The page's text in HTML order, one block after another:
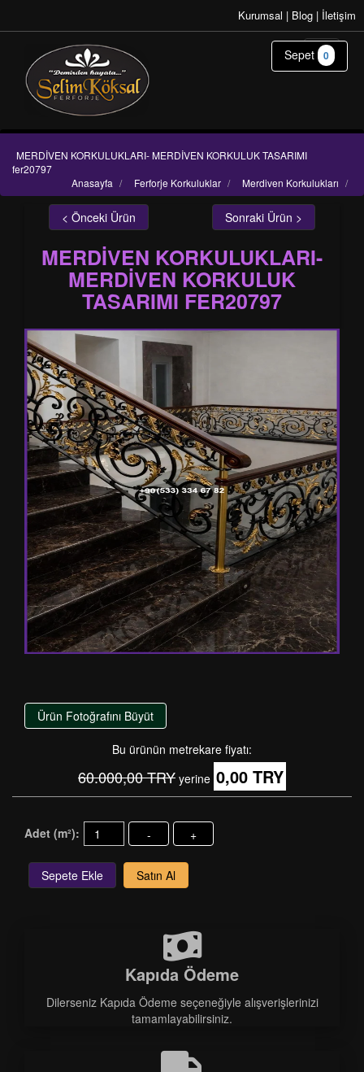
Kurumsal | Blog | İletişim
MERDİVEN KORKULUKLARI- MERDİVEN KORKULUK TASARIMI
fer20797
Merdiven Korkulukları /
Ferforje Korkuluklar /
Anasayfa /
< Önceki Ürün Sonraki Ürün >
MERDİVEN KORKULUKLARI-
MERDİVEN KORKULUK
TASARIMI FER20797
Ürün Fotoğrafını Büyüt
Bu ürünün metrekare fiyatı:
60.000,00 TRY yerine 0,00 TRY
Adet (m²): - +
Sepete Ekle Satın Al
Kapıda Ödeme
Dilerseniz Kapıda Ödeme seçeneğiyle alışverişlerinizi
tamamlayabilirsiniz.
Sepet 0